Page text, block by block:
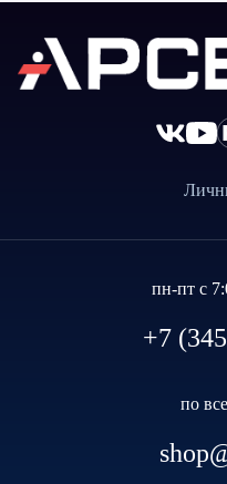
пн-пт с
+7
по